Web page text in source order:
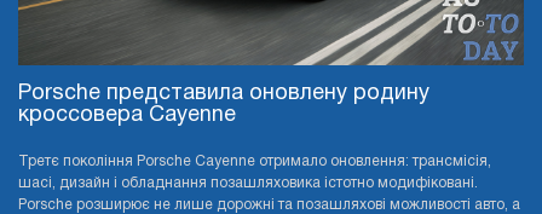
Porsche представила оновлену родину
кроссовера Cayenne
Третє покоління Porsche Cayenne отримало оновлення: трансмісія,
шасі, дизайн і обладнання позашляховика істотно модифіковані.
Porsche розширює не лише дорожні та позашляхові можливості авто, а